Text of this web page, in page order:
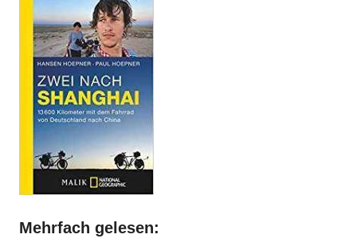
Mehrfach gelesen: